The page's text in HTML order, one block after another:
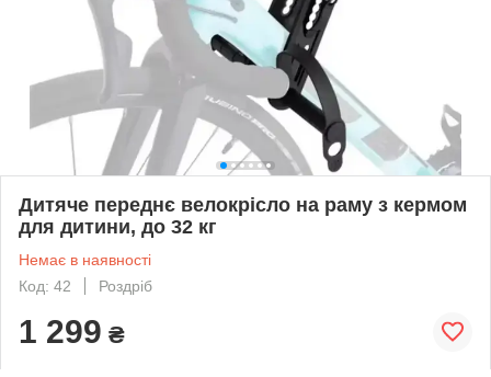
Дитяче переднє велокрісло на раму з кермом
для дитини, до 32 кг
Немає в наявності
Код: 42
Роздріб
1 299 ₴